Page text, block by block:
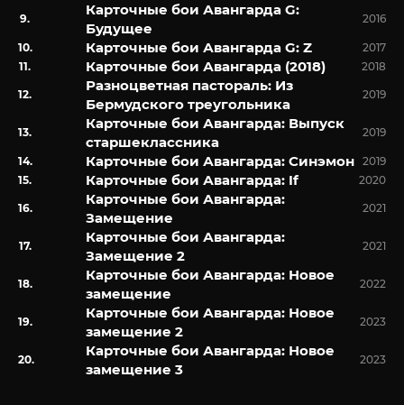
Карточные бои Авангарда G:
Будущее
2016
Карточные бои Авангарда G: Z 2017
Карточные бои Авангарда (2018) 2018
Разноцветная пастораль: Из
Бермудского треугольника
2019
Карточные бои Авангарда: Выпуск
старшеклассника
2019
Карточные бои Авангарда: Синэмон 2019
Карточные бои Авангарда: If 2020
Карточные бои Авангарда:
Замещение
2021
Карточные бои Авангарда:
Замещение 2
2021
Карточные бои Авангарда: Новое
замещение
2022
Карточные бои Авангарда: Новое
замещение 2
2023
Карточные бои Авангарда: Новое
замещение 3
2023